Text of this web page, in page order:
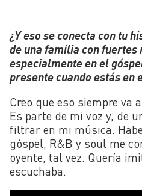
¿Y eso se conecta con tu
de una familia con fuertes
especialmente en el
presente cuando estás en
Creo que eso siempre va
Es parte de mi voz y, de
filtrar en mi música.
góspel, R&B y soul me
oyente, tal vez. Quería
escuchaba.